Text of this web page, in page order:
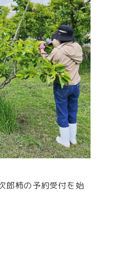
郎柿の予約受付を始